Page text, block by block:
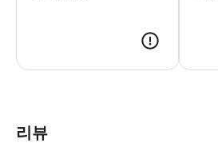
리뷰